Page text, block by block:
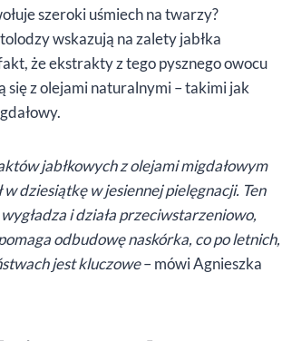
szeroki uśmiech na twarzy?
wskazują na zalety jabłka
że ekstrakty z tego pysznego owocu
się z olejami naturalnymi – takimi jak
jabłkowych z olejami migdałowym
dziesiątkę w jesiennej pielęgnacji. Ten
i działa przeciwstarzeniowo,
odbudowę naskórka, co po letnich,
jest kluczowe– mówi Agnieszka